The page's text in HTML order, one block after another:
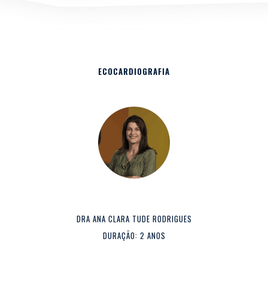
ECOCARDIOGRAFIA
DRA ANA CLARA TUDE RODRIGUES
DURAÇÃO: 2 ANOS